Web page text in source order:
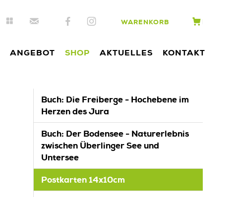
WARENKORB
ANGEBOT SHOP AKTUELLES KONTAKT
Buch: Die Freiberge - Hochebene im
Herzen des Jura
Buch: Der Bodensee - Naturerlebnis
zwischen Überlinger See und
Untersee
Postkarten 14x10cm